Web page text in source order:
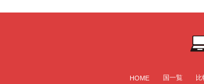
HOME 国一覧 比